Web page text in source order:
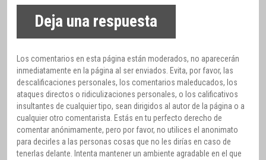
Deja una respuesta
Los comentarios en esta página están moderados, no aparecerán
inmediatamente en la página al ser enviados. Evita, por favor, las
descalificaciones personales, los comentarios maleducados, los
ataques directos o ridiculizaciones personales, o los calificativos
insultantes de cualquier tipo, sean dirigidos al autor de la página o a
cualquier otro comentarista. Estás en tu perfecto derecho de
comentar anónimamente, pero por favor, no utilices el anonimato
para decirles a las personas cosas que no les dirías en caso de
tenerlas delante. Intenta mantener un ambiente agradable en el que